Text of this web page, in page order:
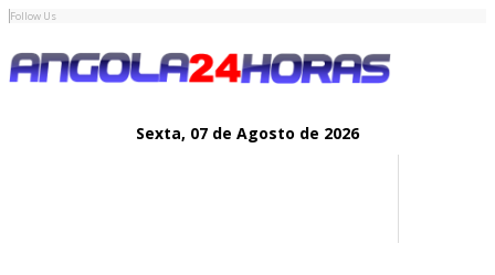
Follow Us
Sexta, 07 de Agosto de 2026